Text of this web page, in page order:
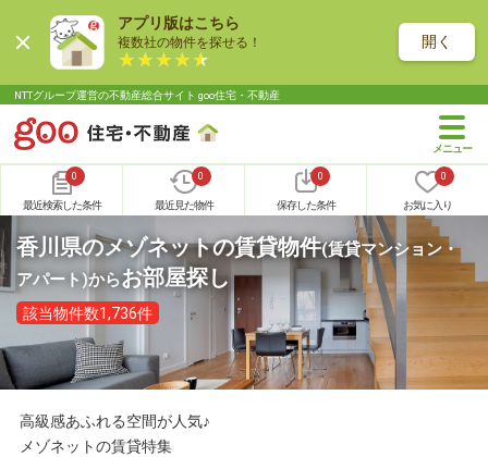
アプリ版はこちら
複数社の物件を探せる！ 開く
NTTグループ運営の不動産総合サイト goo住宅・不動産
0
最近検索した条件
0
最近見た物件
0
保存した条件
0
お気に入り
香川県のメゾネットの賃貸物件(賃貸マンション・
アパート)からお部屋探し
該当物件数1,736件
高級感あふれる空間が人気♪
メゾネットの賃貸特集